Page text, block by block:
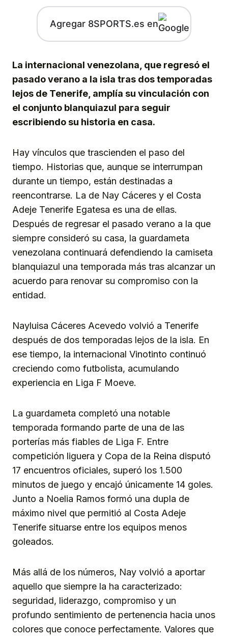
Agregar 8SPORTS.es en
La internacional venezolana, que regresó el
pasado verano a la isla tras dos temporadas
lejos de Tenerife, amplía su vinculación con
el conjunto blanquiazul para seguir
escribiendo su historia en casa.
Hay vínculos que trascienden el paso del
tiempo. Historias que, aunque se interrumpan
durante un tiempo, están destinadas a
reencontrarse. La de Nay Cáceres y el Costa
Adeje Tenerife Egatesa es una de ellas.
Después de regresar el pasado verano a la que
siempre consideró su casa, la guardameta
venezolana continuará defendiendo la camiseta
blanquiazul una temporada más tras alcanzar un
acuerdo para renovar su compromiso con la
entidad.
Nayluisa Cáceres Acevedo volvió a Tenerife
después de dos temporadas lejos de la isla. En
ese tiempo, la internacional Vinotinto continuó
creciendo como futbolista, acumulando
experiencia en Liga F Moeve.
La guardameta completó una notable
temporada formando parte de una de las
porterías más fiables de Liga F. Entre
competición liguera y Copa de la Reina disputó
17 encuentros oficiales, superó los 1.500
minutos de juego y encajó únicamente 14 goles.
Junto a Noelia Ramos formó una dupla de
máximo nivel que permitió al Costa Adeje
Tenerife situarse entre los equipos menos
goleados.
Más allá de los números, Nay volvió a aportar
aquello que siempre la ha caracterizado:
seguridad, liderazgo, compromiso y un
profundo sentimiento de pertenencia hacia unos
colores que conoce perfectamente. Valores que